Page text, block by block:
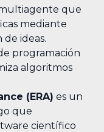
que
mediante
ideas.
programación
algoritmos
(ERA) es un
que
científico